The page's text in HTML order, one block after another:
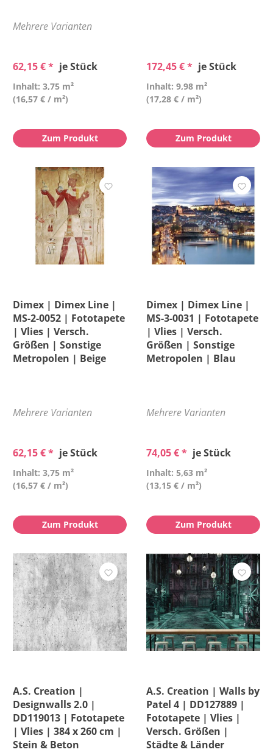
Mehrere Varianten
62,15 € * je Stück
Inhalt: 3,75 m²
(16,57 € / m²)
Zum Produkt
172,45 € * je Stück
Inhalt: 9,98 m²
(17,28 € / m²)
Zum Produkt
Dimex | Dimex Line |
MS-2-0052 | Fototapete
| Vlies | Versch.
Größen | Sonstige
Metropolen | Beige
Mehrere Varianten
62,15 € * je Stück
Inhalt: 3,75 m²
(16,57 € / m²)
Zum Produkt
Dimex | Dimex Line |
MS-3-0031 | Fototapete
| Vlies | Versch.
Größen | Sonstige
Metropolen | Blau
Mehrere Varianten
74,05 € * je Stück
Inhalt: 5,63 m²
(13,15 € / m²)
Zum Produkt
A.S. Creation |
Designwalls 2.0 |
DD119013 | Fototapete
| Vlies | 384 x 260 cm |
Stein & Beton
A.S. Creation | Walls by
Patel 4 | DD127889 |
Fototapete | Vlies |
Versch. Größen |
Städte & Länder